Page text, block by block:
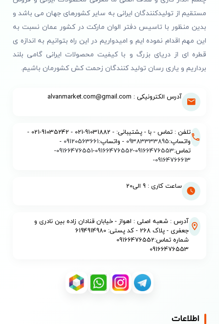
مستقیم از تولیدکنندگان ایرانی به سایر کشورهای جهان می باشد و
بدین منظور با تاسیس دفتر الوان مارکت در کشور عمان نسبت به
این مهم اقدام نموده ایم و امیدواریم در این راه بتوانیم به اندازه ی
قطره ای از دریای بزرگ و با کیفیت محصولات ایرانی گامی بلند
برداریم و یاری رسان تولید کنندگان زحمت کش کشورمان باشیم.
آدرس الکترونیکی : alvanmarket.com@gmail.com
تلفن : تماس - با - پشتیبانی: - 91031882-021 - 91035242-021 -
واتساپ:09383333895 - واتساپ:09120563661
-
تماس:09166476553
-
09166476552
-
09166476551
-
09164766613
-
ساعت کاری : 9 الی20
آدرس : شعبه اصلی : اهواز - خیابان قنادان زاده بین نادری و
جعفری - پلاک 268 - کد پستی: 6194914980
شماره تماس:09166476552
09166476553
اطلاعات